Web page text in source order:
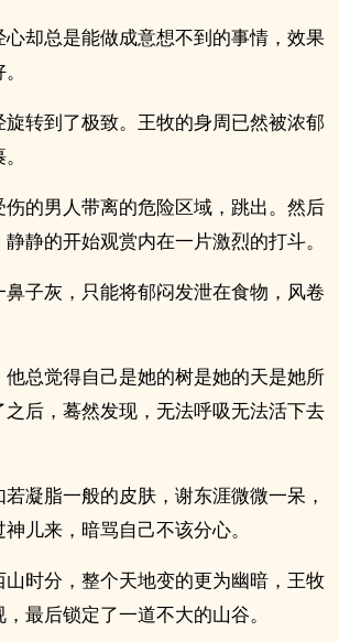
心却总是能做成意想不到的事情，效果
转到了极致。王牧的身周已然被浓郁
的男人带离的危险区域，跳出。然后
静的开始观赏内在一片激烈的打斗。
子灰，只能将郁闷发泄在食物，风卷
他总觉得自己是她的树是她的天是她所
后，蓦然发现，无法呼吸无法活下去
凝脂一般的皮肤，谢东涯微微一呆，
儿来，暗骂自己不该分心。
山时分，整个天地变的更为幽暗，王牧
最后锁定了一道不大的山谷。